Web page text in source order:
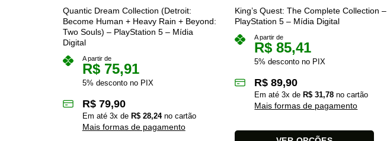
Quantic Dream Collection (Detroit:
Become Human + Heavy Rain + Beyond:
Two Souls) – PlayStation 5 – Mídia
Digital
A partir de
R$75,91
5% desconto no PIX
R$79,90
Em até 3x de R$28,24no cartão
Mais formas de pagamento
King’s Quest: The Complete Collection –
PlayStation 5 – Mídia Digital
A partir de
R$ 85,41
5% desconto no PIX
R$ 89,90
Em até3x deR$ 31,78 no cartão
Mais formas de pagamento